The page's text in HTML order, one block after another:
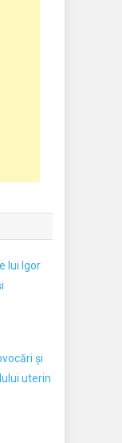
lui Igor
și
uterin